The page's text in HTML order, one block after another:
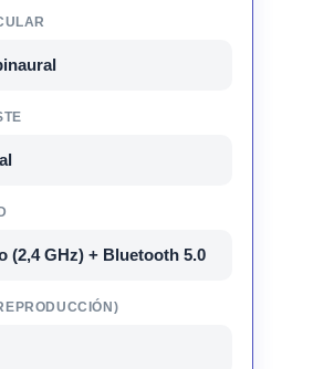
(2,4 GHz) + Bluetooth 5.0